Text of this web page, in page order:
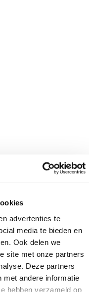
advertenties te
media te bieden en
Ook delen we
site met onze partners
Deze partners
met andere informatie
hebben verzameld op